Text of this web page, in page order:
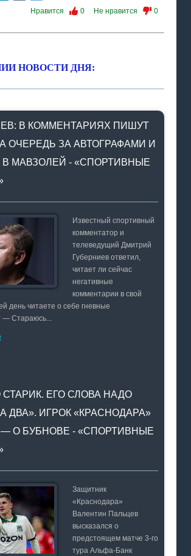
Нравится 0 Не нравится 0
НОВОСТИ ДНЯ:
В КОММЕНТАРИЯХ ПИШУТ
ОЧЕРЕДЬ ЗА АВТОГРАФАМИ И
В МАВЗОЛЕЙ - «СПОРТИВНЫЕ
Известный спортивный
комментатор и
телеведущий Дмитрий
Губерниев ответил,
читает ли сейчас
негативные
комментарии в свой
день читаете о себе гневные
— Стараюсь...
СТАРИК. ЕГО СЛОВА НАДО
ДВА». ИГРОК «КРАСНОДАРА»
О БУБНОВЕ - «СПОРТИВНЫЕ
Защитник
«Краснодара»
Валентин Пальцев
высказался о
предстоящем матче 3-го
тура Альфа-Банк